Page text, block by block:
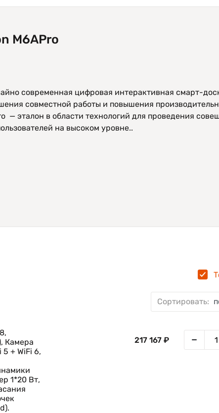
M6APro
современная цифровая интерактивная смарт-
совместной работы и повышения
— эталон в области технологий для проведения
на высоком уровне..
Сортировать:
Камера
+ WiFi 6,
1*20 Вт,
217 167 ₽